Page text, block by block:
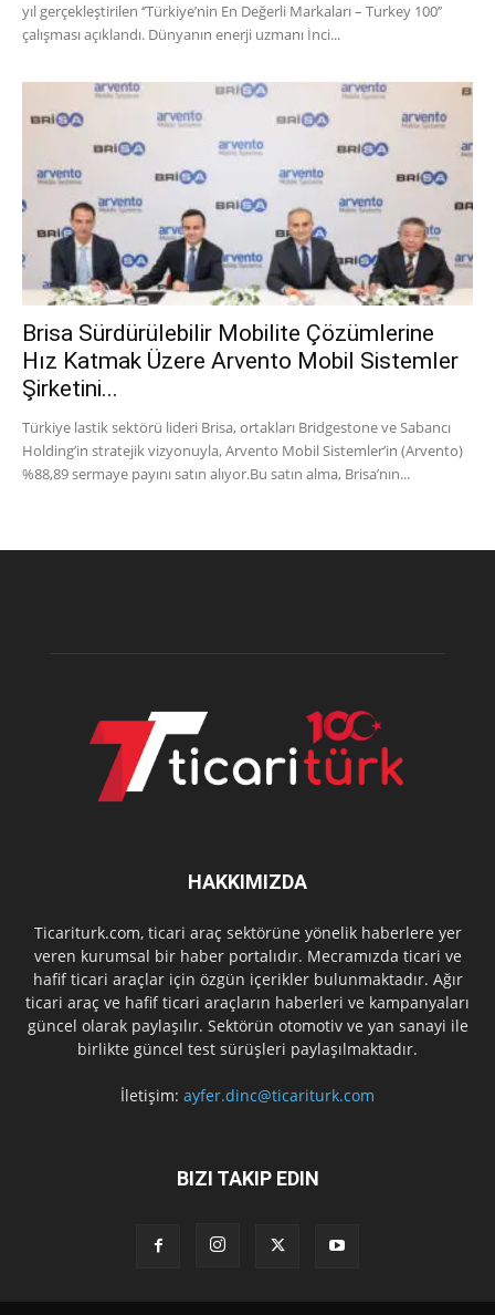
yıl gerçekleştirilen ‘’Türkiye’nin En Değerli Markaları – Turkey 100’’
çalışması açıklandı. Dünyanın enerji uzmanı İnci...
Brisa Sürdürülebilir Mobilite Çözümlerine
Hız Katmak Üzere Arvento Mobil Sistemler
Şirketini...
Türkiye lastik sektörü lideri Brisa, ortakları Bridgestone ve Sabancı
Holding’in stratejik vizyonuyla, Arvento Mobil Sistemler’in (Arvento)
%88,89 sermaye payını satın alıyor.Bu satın alma, Brisa’nın...
HAKKIMIZDA
Ticariturk.com, ticari araç sektörüne yönelik haberlere yer
veren kurumsal bir haber portalıdır. Mecramızda ticari ve
hafif ticari araçlar için özgün içerikler bulunmaktadır. Ağır
ticari araç ve hafif ticari araçların haberleri ve kampanyaları
güncel olarak paylaşılır. Sektörün otomotiv ve yan sanayi ile
birlikte güncel test sürüşleri paylaşılmaktadır.
İletişim: ayfer.dinc@ticariturk.com
BIZI TAKIP EDIN